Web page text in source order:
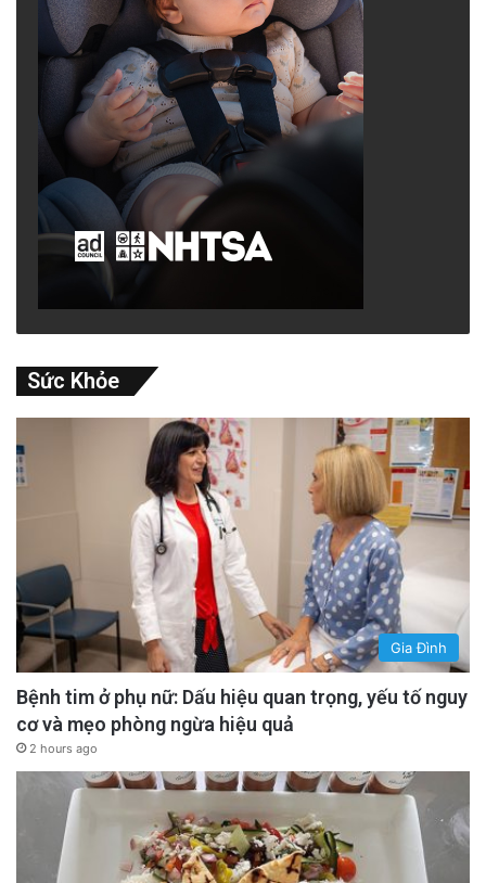
Sức Khỏe
Gia Đình
Bệnh tim ở phụ nữ: Dấu hiệu quan trọng, yếu tố nguy
cơ và mẹo phòng ngừa hiệu quả
2 hours ago